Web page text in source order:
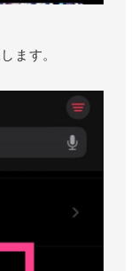
します。